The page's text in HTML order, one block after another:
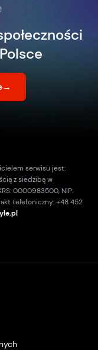
→
serwisu jest:
z siedzibą w
0000983500, NIP:
telefoniczny: +48 452